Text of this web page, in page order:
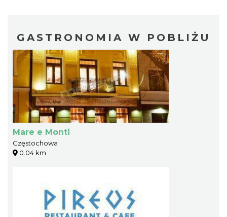
GASTRONOMIA W POBLIŻU
Mare e Monti
Częstochowa
0.04 km